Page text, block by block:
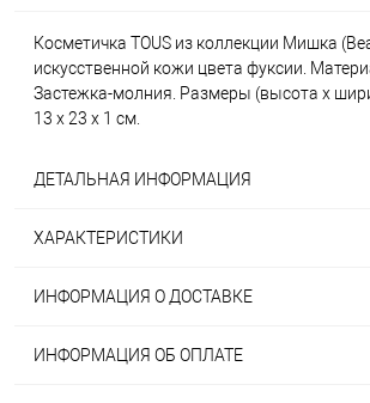
Косметичка TOUS из коллекции Мишка
искусственной кожи цвета фуксии.
Застежка-молния. Размеры (высота х
13 х 23 х 1 см.
ДЕТАЛЬНАЯ ИНФОРМАЦИЯ
ХАРАКТЕРИСТИКИ
ИНФОРМАЦИЯ О ДОСТАВКЕ
ИНФОРМАЦИЯ ОБ ОПЛАТЕ